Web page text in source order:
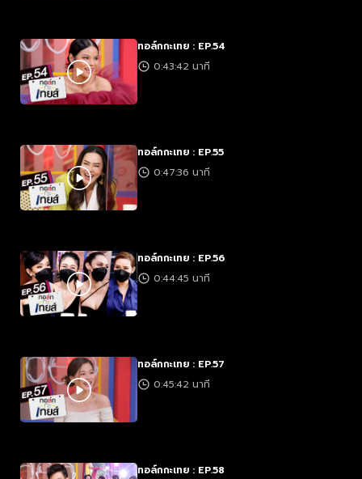
ทอล์กกะเทย : EP.54
0:43:42 นาที
ทอล์กกะเทย : EP.55
0:47:36 นาที
ทอล์กกะเทย : EP.56
0:44:45 นาที
ทอล์กกะเทย : EP.57
0:45:42 นาที
ทอล์กกะเทย : EP.58